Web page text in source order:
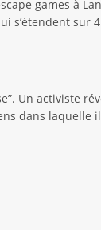
games à
s’étendent sur
Un activiste
dans